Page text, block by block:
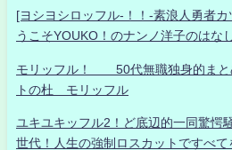
[ヨシヨシロッフル-！！-素浪人勇者
うこそYOUKO！のナンノ洋子のはな
モリッフル！ 50代無職独身的まと
トの杜 モリッフル
ユキユキッフル2！ど底辺的一同驚愕
世代！人生の強制ロスカットですべ